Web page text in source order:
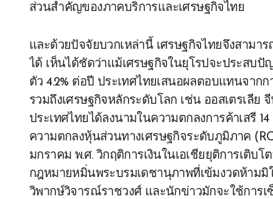
ส่วนสำคัญของภาคบริการและเศรษฐกิจไทย
และด้วยปัจจัยบวกเหล่านี้ เศรษฐกิจไทยจึงสามา
ได้ เห็นได้ชัดว่าแม้เศรษฐกิจในยุโรปจะประสบ
ตัว 4.2% ต่อปี ประเทศไทยเสนอผลตอบแทนจาก
รวมถึงเศรษฐกิจหลักระดับโลก เช่น ออสเตรเลี
ประเทศไทยได้ลงนามในความตกลงการค้าเสรี
ความตกลงหุ้นส่วนทางเศรษฐกิจระดับภูมิภาค
มกราคม พ.ศ. วิกฤติการเงินในเอเชียยุติการเติบ
กฎหมายหมิ่นพระบรมเดชานุภาพที่เข้มงวดห้ามมิ
วิพากษ์วิจารณ์ราชวงศ์ และนักข่าวมักจะใช้การเ